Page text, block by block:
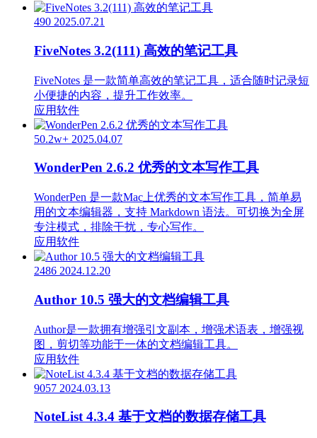
490 2025.07.21
FiveNotes 3.2(111) 高效的笔记工具
FiveNotes 是一款简单高效的笔记工具，适合随时记录短
小便捷的内容，提升工作效率。
应用软件
50.2w+ 2025.04.07
WonderPen 2.6.2 优秀的文本写作工具
WonderPen 是一款Mac上优秀的文本写作工具，简单易
用的文本编辑器，支持 Markdown 语法。可切换为全屏
专注模式，排除干扰，专心写作。
应用软件
2486 2024.12.20
Author 10.5 强大的文档编辑工具
Author是一款拥有增强引文副本，增强术语表，增强视
图，剪切等功能于一体的文档编辑工具。
应用软件
9057 2024.03.13
NoteList 4.3.4 基于文档的数据存储工具